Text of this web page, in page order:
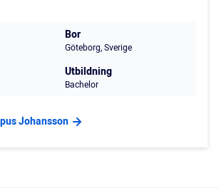
Bor
Göteborg, Sverige
Utbildning
Bachelor
Johansson